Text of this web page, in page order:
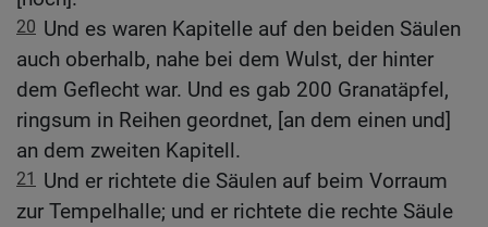
20 Und es waren Kapitelle auf den beiden Säulen
auch oberhalb, nahe bei dem Wulst, der hinter
dem Geflecht war. Und es gab 200 Granatäpfel,
ringsum in Reihen geordnet, [an dem einen und]
an dem zweiten Kapitell.
21
Und er richtete die Säulen auf beim Vorraum
zur Tempelhalle; und er richtete die rechte Säule